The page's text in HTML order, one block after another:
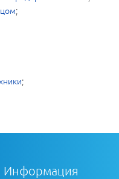
;
;
Информация